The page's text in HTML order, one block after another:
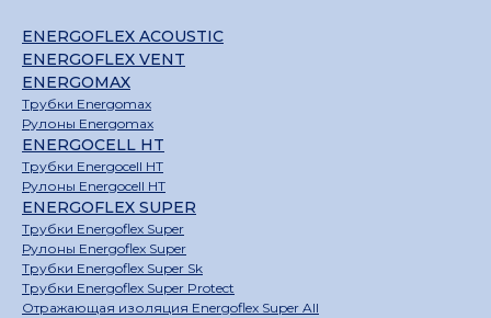
ENERGOFLEX ACOUSTIC
ENERGOFLEX VENT
ENERGOMAX
Трубки Energomax
Рулоны Energomax
ENERGOCELL HT
Трубки Energocell HT
Рулоны Energocell HT
ENERGOFLEX SUPER
Трубки Energoflex Super
Рулоны Energoflex Super
Трубки Energoflex Super Sk
Трубки Energoflex Super Protect
Отражающая изоляция Energoflex Super All